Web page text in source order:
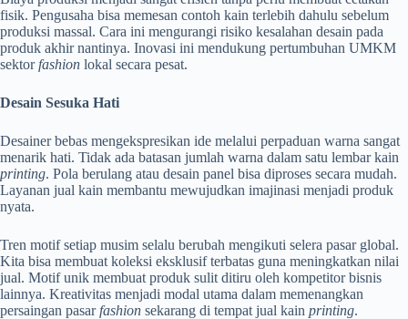
fisik. Pengusaha bisa memesan contoh kain terlebih dahulu sebelum
produksi massal. Cara ini mengurangi risiko kesalahan desain pada
produk akhir nantinya. Inovasi ini mendukung pertumbuhan UMKM
sektorfashion lokal secara pesat.
Desain Sesuka Hati
Desainer bebas mengekspresikan ide melalui perpaduan warna sangat
menarik hati. Tidak ada batasan jumlah warna dalam satu lembar kain
printing. Pola berulang atau desain panel bisa diproses secara mudah.
Layanan jual kain membantu mewujudkan imajinasi menjadi produk
nyata.
Tren motif setiap musim selalu berubah mengikuti selera pasar global.
Kita bisa membuat koleksi eksklusif terbatas guna meningkatkan nilai
jual. Motif unik membuat produk sulit ditiru oleh kompetitor bisnis
lainnya. Kreativitas menjadi modal utama dalam memenangkan
persaingan pasarfashion sekarang di tempat jual kain printing.